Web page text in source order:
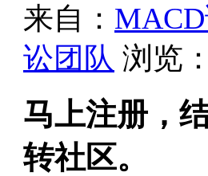
来自： MACD
讼团队 浏览：
马上注册，
转社区。